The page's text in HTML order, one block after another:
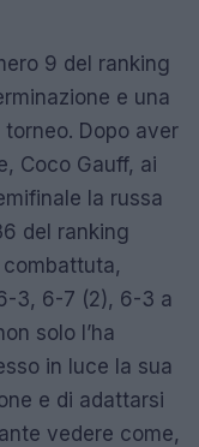
9 del ranking
e una
Dopo aver
Coco Gauff, ai
la russa
del ranking
3, 6-7 (2), 6-3 a
solo l’ha
in luce la sua
e di adattarsi
vedere come,